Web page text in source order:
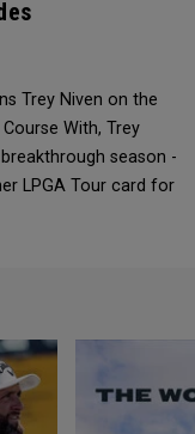
Trey Niven on the
With, Trey
season -
LPGA Tour card for